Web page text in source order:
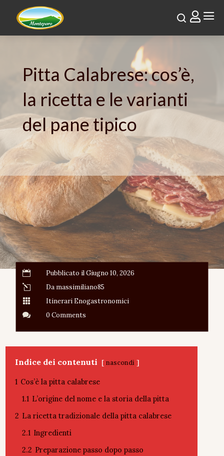
a
Pitta Calabrese: cos’è,
la ricetta e le varianti
del pane tipico
 Pubblicato il Giugno 10, 2026
l Da massimiliano85
 Itinerari Enogastronomici
 0 Comments
Indice dei contenuti nascondi
1 Cos’è la pitta calabrese
1.1 L’origine del nome e la storia della pitta
2 La ricetta tradizionale della pitta calabrese
2.1 Ingredienti
2.2 Preparazione passo dopo passo